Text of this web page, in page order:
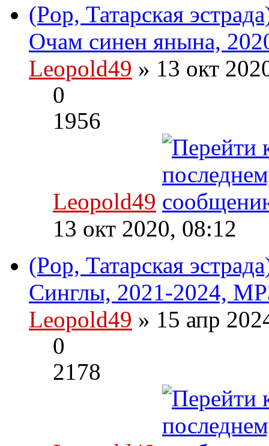
(Pop, Татарская
Очам синен янына,
Leopold49 » 13 окт
0
1956
Leopold49
13 окт 2020, 08:12
(Pop, Татарская
Синглы, 2021-2024,
Leopold49 » 15 апр
0
2178